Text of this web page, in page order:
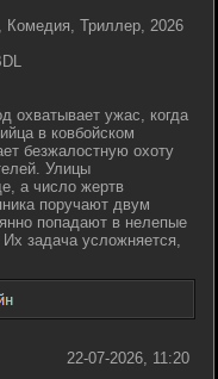
Комедия, Триллер, 2026
охватывает ужас, когда
в ковбойском
безжалостную охоту
Улицы
а число жертв
поручают двум
попадают в нелепые
задача усложняется,
22-07-2026, 11:20